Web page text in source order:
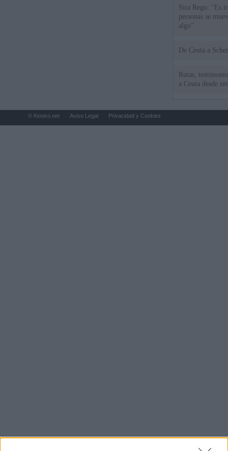
Sira Rego: "Es
personas se
algo"
De
Rutas,
a Ceuta desde
© Kiosko.net Aviso Legal Privacidad y Cookies